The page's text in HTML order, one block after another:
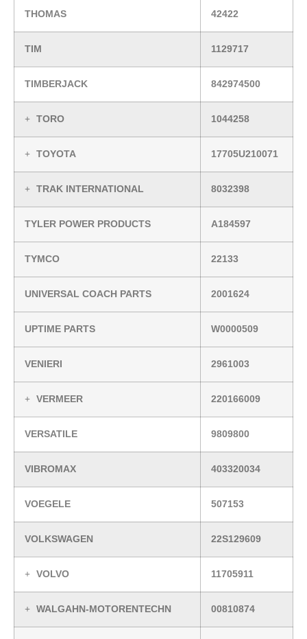
THOMAS 42422
TIM 1129717
TIMBERJACK 842974500
TORO 1044258
TOYOTA 17705U210071
TRAK INTERNATIONAL 8032398
TYLER POWER PRODUCTS A184597
TYMCO 22133
UNIVERSAL COACH PARTS 2001624
UPTIME PARTS W0000509
VENIERI 2961003
VERMEER 220166009
VERSATILE 9809800
VIBROMAX 403320034
VOEGELE 507153
VOLKSWAGEN 22S129609
VOLVO 11705911
WALGAHN-MOTORENTECHN 00810874